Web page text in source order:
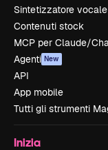
Sintetizzatore
Contenuti stock
MCP per Claude/
Agenti New
API
App mobile
Tutti gli strumenti
Inizia